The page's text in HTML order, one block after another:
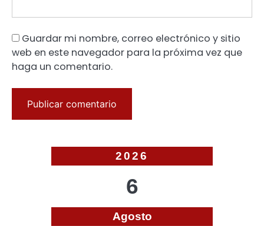
Guardar mi nombre, correo electrónico y sitio
web en este navegador para la próxima vez que
haga un comentario.
2026
6
Agosto